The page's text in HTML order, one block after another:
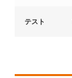
テスト